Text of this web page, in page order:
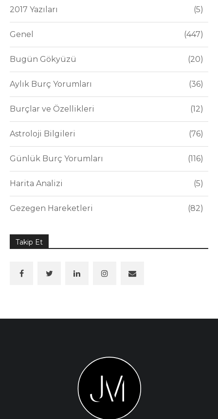
2017 Yazıları 5
Genel 447
Bugün Gökyüzü 20
Aylık Burç Yorumları 36
Burçlar ve Özellikleri 12
Astroloji Bilgileri 76
Günlük Burç Yorumları 116
Harita Analizi 5
Gezegen Hareketleri 82
Takip Et